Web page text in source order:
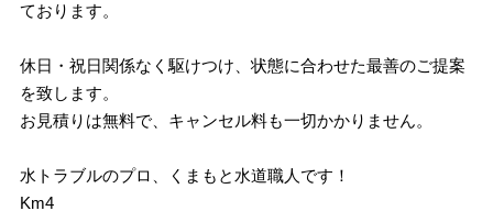
ております。
休日・祝日関係なく駆けつけ、状態に合わせた最善のご提案
を致します。
お見積りは無料で、キャンセル料も一切かかりません。
水トラブルのプロ、くまもと水道職人です！
Km4